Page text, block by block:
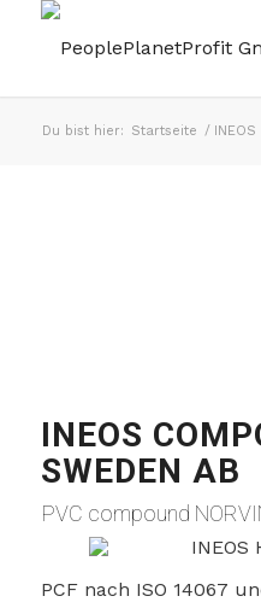
Du bist hier: Startseite /
INEOS
SWEDEN AB
PVC compound
PCF nach ISO 14067